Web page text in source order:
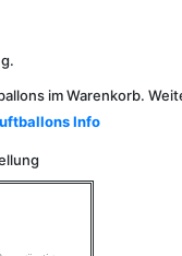
im Warenkorb.
Info